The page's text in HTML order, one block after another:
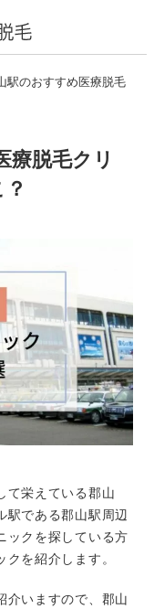
駅のおすすめ医療脱毛
療脱毛クリ
て栄えている郡山
駅である郡山駅周辺
ックを探している方
を紹介します。
介いますので、郡山